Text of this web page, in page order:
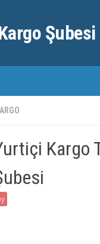
Şubesi
Kargo